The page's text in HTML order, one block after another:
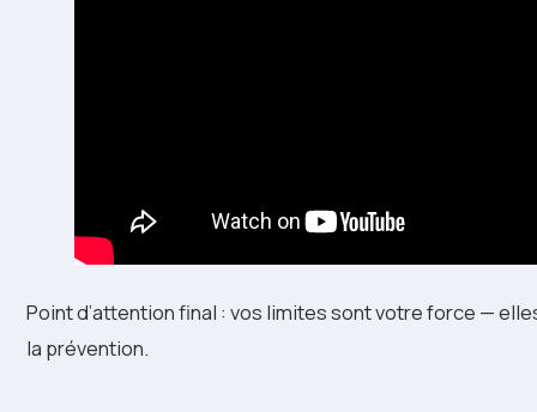
Point d’attention final : vos limites sont votre force —
la prévention.